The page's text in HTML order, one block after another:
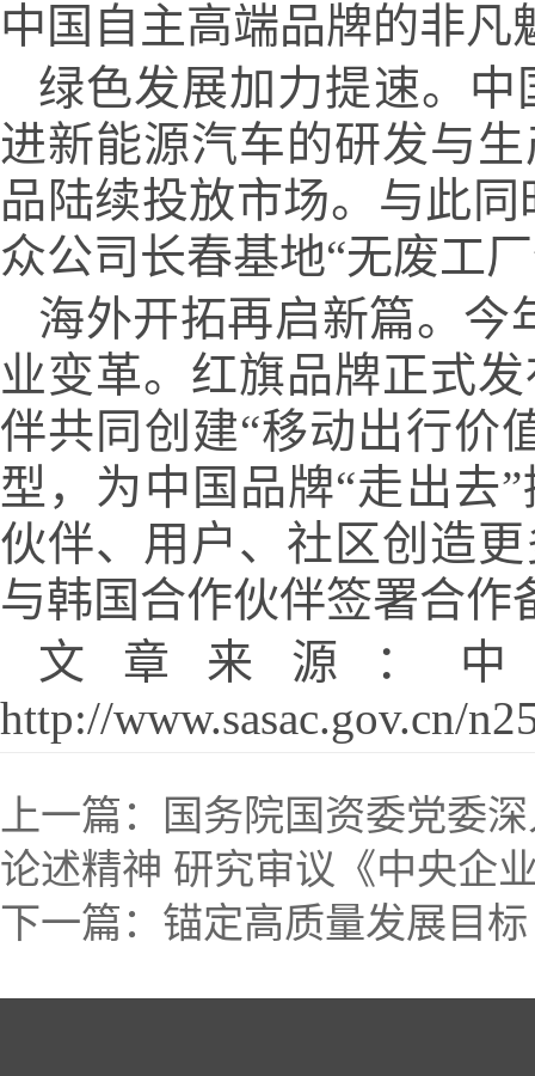
中国自主高端品牌的非凡
绿色发展加力提速。
进新能源汽车的研发与
品陆续投放市场。与此
众公司长春基地“无废工
海外开拓再启新篇。今
业变革。红旗品牌正式
伴共同创建“移动出行价
型，为中国品牌“走出去
伙伴、用户、社区创造
与韩国合作伙伴签署合
文章来源：
http://www.sasac.gov.cn/
上一篇：
国务院国资委党委
论述精神 研究审议《中央企
下一篇： 锚定高质量发展目